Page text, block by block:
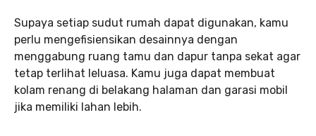
Supaya setiap sudut rumah dapat digunakan, kamu
perlu mengefisiensikan desainnya dengan
menggabung ruang tamu dan dapur tanpa sekat agar
tetap terlihat leluasa. Kamu juga dapat membuat
kolam renang di belakang halaman dan garasi mobil
jika memiliki lahan lebih.